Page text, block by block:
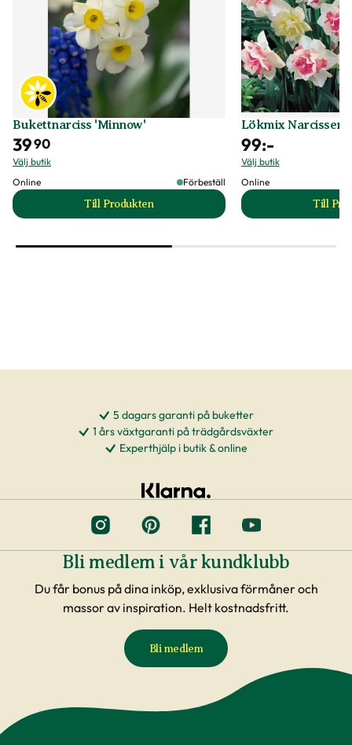
Bukettnarciss 'Minnow'
3990
Välj butik
Online
Förbeställ
Till Produkten
till Bukettnarciss 'Minnow' produktsida
Lökmix Narcisser
99:-
Välj butik
Online
Till
5 dagars garanti på buketter
1 års växtgaranti på trädgårdsväxter
Experthjälp i butik & online
Bli medlem i vår kundklubb
Du får bonus på dina inköp, exklusiva förmåner och
massor av inspiration. Helt kostnadsfritt.
Bli medlem